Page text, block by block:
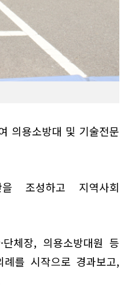
의용소방대 및 기술전문
조성하고 지역사회
체장, 의용소방대원 등
를 시작으로 경과보고,